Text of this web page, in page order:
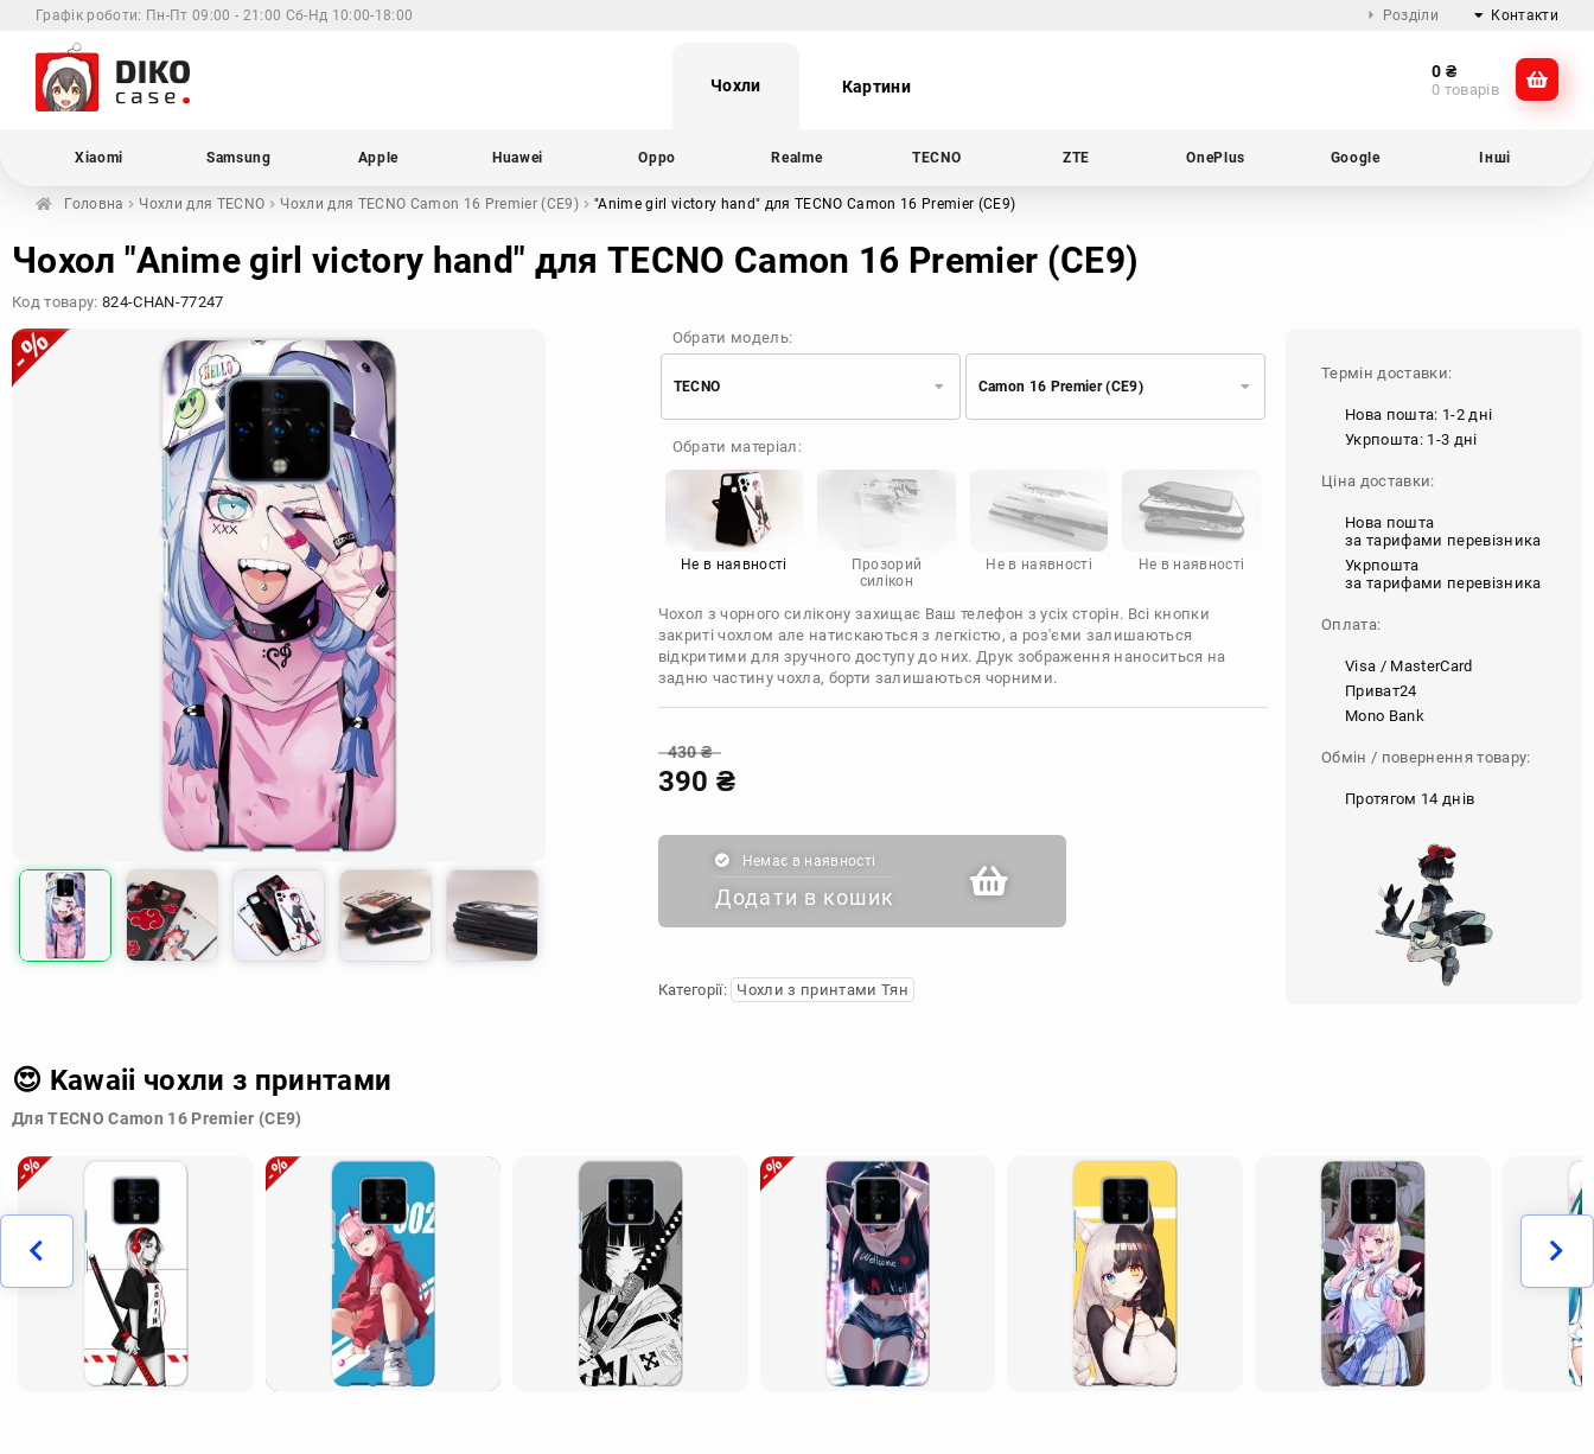
Графік роботи: Пн-Пт 09:00 - 21:00 Сб-Нд 10:00-18:00 Розділи Контакти
@dikocase
Чохли Картини
0 ₴
0 товарів
Xiaomi Samsung Apple Huawei Oppo Realme TECNO ZTE OnePlus Google Інші
Головна Чохли для TECNO Чохли для TECNO Camon 16 Premier (CE9) "Anime girl victory hand" для TECNO Camon 16 Premier (CE9)
Чохол "Anime girl victory hand" для TECNO Camon 16 Premier (CE9)
Код товару: 824-CHAN-77247
Обрати модель:
TECNO
Samsung
Apple
Oppo
Realme
OnePlus
Google
Doogee
Motorola
Camon 16 Premier (CE9)
Обрати матеріал:
Не в наявності
Прозорий
силікон
Не в наявності Не в наявності
Чохол з чорного силікону захищає Ваш телефон з усіх сторін. Всі кнопки
закриті чохлом але натискаються з легкістю, а роз'єми залишаються
відкритими для зручного доступу до них. Друк зображення наноситься на
задню частину чохла, борти залишаються чорними.
430₴
390 ₴
Немає в наявності
Додати в кошик
Категорії: Чохли з принтами Тян
Термін доставки:
Нова пошта: 1-2 дні
Укрпошта: 1-3 дні
Ціна доставки:
Нова пошта
за тарифами перевізника
Укрпошта
за тарифами перевізника
Оплата:
Visa / MasterCard
Приват24
Mono Bank
Обмін / повернення товару:
Протягом 14 днів
😍 Kawaii чохли з принтами
Для TECNO Camon 16 Premier (CE9)